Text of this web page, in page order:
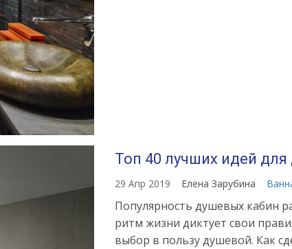
Топ 40 лучших идей
29 Апр 2019 Елена Зарубина
Популярность душевых кабин
ритм жизни диктует свои
выбор в пользу душевой. Как